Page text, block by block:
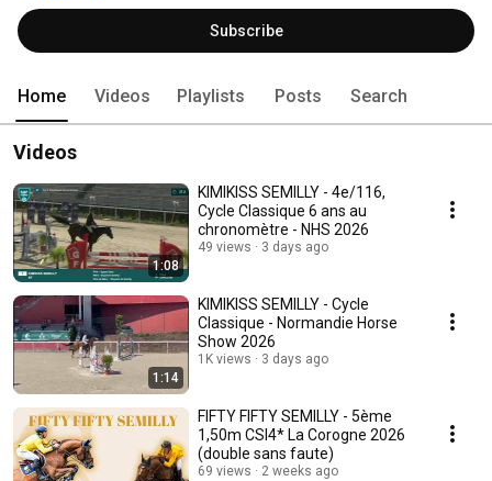
Subscribe
Home Videos Playlists Posts Search
Videos
1:08
KIMIKISS SEMILLY - 4e/116,
Cycle Classique 6 ans au
chronomètre - NHS 2026
49 views 3 days ago
1:14
KIMIKISS SEMILLY - Cycle
Classique - Normandie Horse
Show 2026
1K views 3 days ago
FIFTY FIFTY SEMILLY - 5ème
1,50m CSI4* La Corogne 2026
(double sans faute)
69 views 2 weeks ago